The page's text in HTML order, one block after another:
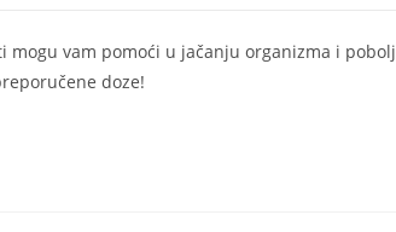
mogu vam pomoći u jačanju organizma i
doze!